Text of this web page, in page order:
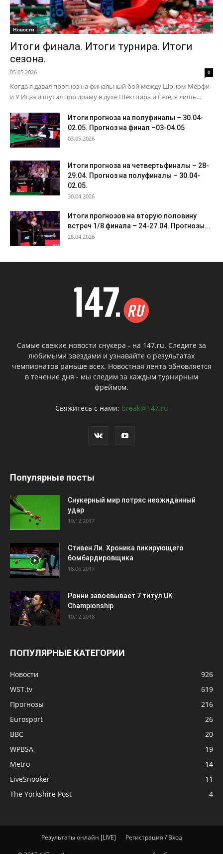
Новости
Итоги финала. Итоги турнира. Итоги
сезона.
05.05.2026 0
Когда я давал прогноз на финальный бой между Шоном Мёрфи
и У Ицзэ и шутил про драму в духе Шекспира и Гёте, я лишь...
Итоги прогноза на полуфиналы – 30.04-
02.05. Прогноз на финал –03-04.05
03.05.2026
Итоги прогноза на четвертьфиналы – 28-
29.04. Прогноз на полуфиналы – 30.04-
02.05.
30.04.2026
Итоги прогнозов на вторую половину
встреч 1/8 финала – 24-27.04. Прогнозы...
28.04.2026
Самые свежие новости снукера - на 147.ru. Следите за
любимыми звездами и узнавайте о результатах
чемпионатов раньше всех. Новостная лента обновляется
в течение дня - мы следим за каждым турнирным
фреймом.
Свяжитесь с нами: break@147.ru
Популярные посты
Снукерный мир потряс неожиданный
удар
19.12.2017
Стивен Ли. Хроника пикирующего
бомбардировщика
18.06.2017
Ронни завоёвывает 7 титул UK
Championship
10.12.2018
ПОПУЛЯРНЫЕ КАТЕГОРИИ
Новости
926
WST.tv
619
Прогнозы
216
Eurosport
26
BBC
20
WPBSA
19
Metro
14
LiveSnooker
11
The Yorkshire Post
4
Результаты онлайн [LIVE] Регистрация / Вход